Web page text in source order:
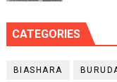
CATEGORIES
BIASHARA